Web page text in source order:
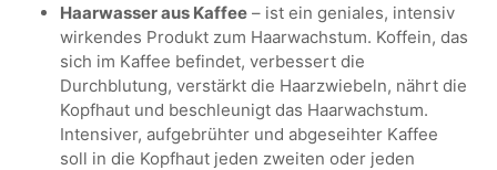
Haarwasser aus Kaffee – ist ein geniales, intensiv
wirkendes Produkt zum Haarwachstum. Koffein, das
sich im Kaffee befindet, verbessert die
Durchblutung, verstärkt die Haarzwiebeln, nährt die
Kopfhaut und beschleunigt das Haarwachstum.
Intensiver, aufgebrühter und abgeseihter Kaffee
soll in die Kopfhaut jeden zweiten oder jeden